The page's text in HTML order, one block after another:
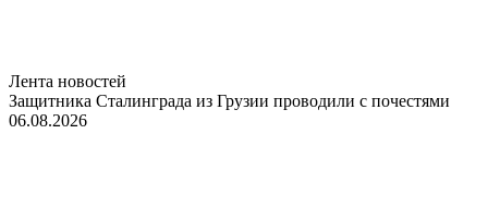
Лента новостей
Защитника Сталинграда из Грузии проводили с почестями
06.08.2026